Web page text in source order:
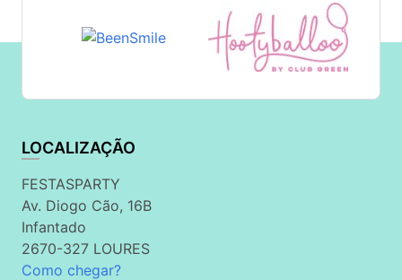
LOCALIZAÇÃO
FESTASPARTY
Av. Diogo Cão, 16B
Infantado
2670-327 LOURES
Como chegar?